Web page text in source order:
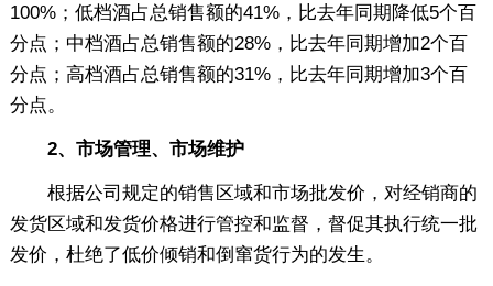
100%；低档酒占总销售额的41%，比去年同期降低5个百
分点；中档酒占总销售额的28%，比去年同期增加2个百
分点；高档酒占总销售额的31%，比去年同期增加3个百
分点。
2、市场管理、市场维护
根据公司规定的销售区域和市场批发价，对经销商的
发货区域和发货价格进行管控和监督，督促其执行统一批
发价，杜绝了低价倾销和倒窜货行为的发生。